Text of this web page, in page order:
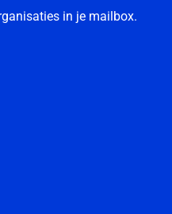
in je mailbox.